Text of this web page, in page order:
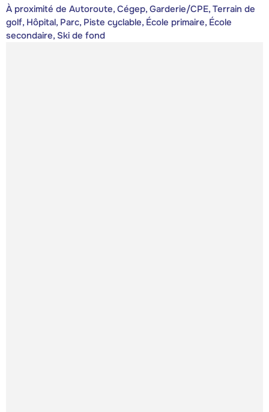
À proximité de Autoroute, Cégep, Garderie/CPE, Terrain de
golf, Hôpital, Parc, Piste cyclable, École primaire, École
secondaire, Ski de fond